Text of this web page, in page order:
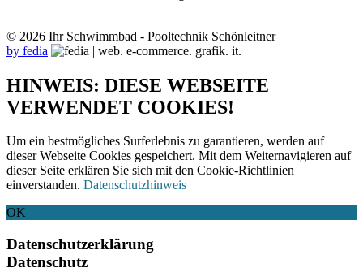
© 2026 Ihr Schwimmbad - Pooltechnik Schönleitner
by fedia
HINWEIS: DIESE WEBSEITE
VERWENDET COOKIES!
Um ein bestmögliches Surferlebnis zu garantieren, werden auf
dieser Webseite Cookies gespeichert. Mit dem Weiternavigieren auf
dieser Seite erklären Sie sich mit den Cookie-Richtlinien
einverstanden. Datenschutzhinweis
OK
Datenschutzerklärung
Datenschutz